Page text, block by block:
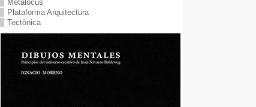
Metalocus
Plataforma Arquitectura
Tectònica